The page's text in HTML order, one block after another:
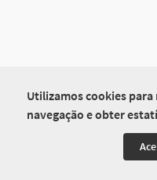
Utilizamos cookies
navegação e obter